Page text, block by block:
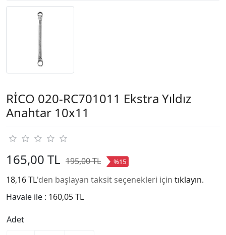
RİCO 020-RC701011 Ekstra Yıldız
Anahtar 10x11
165,00 TL 195,00 TL %15
18,16 TL'den başlayan taksit seçenekleri için tıklayın.
Havale ile : 160,05 TL
Adet